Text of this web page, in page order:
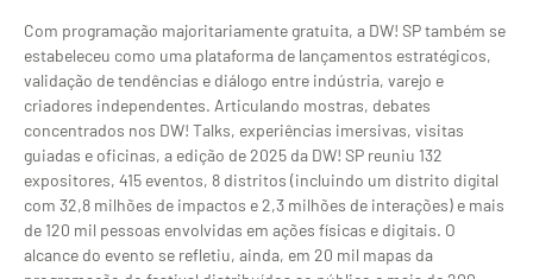
Com programação majoritariamente gratuita, a DW! SP também se
estabeleceu como uma plataforma de lançamentos estratégicos,
validação de tendências e diálogo entre indústria, varejo e
criadores independentes. Articulando mostras, debates
concentrados nos DW! Talks, experiências imersivas, visitas
guiadas e oficinas, a edição de 2025 da DW! SP reuniu 132
expositores, 415 eventos, 8 distritos (incluindo um distrito digital
com 32,8 milhões de impactos e 2,3 milhões de interações) e mais
de 120 mil pessoas envolvidas em ações físicas e digitais. O
alcance do evento se refletiu, ainda, em 20 mil mapas da